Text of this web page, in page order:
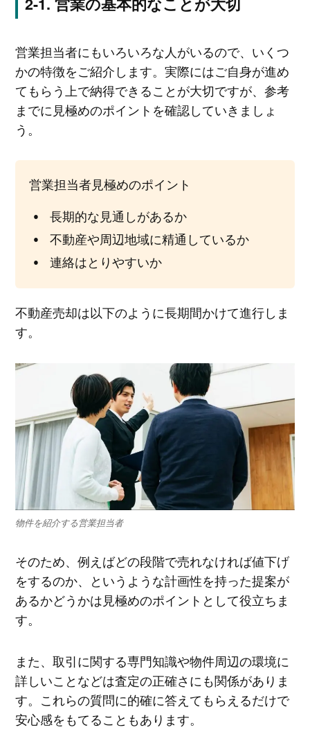
営業担当者にもいろいろな人がいるので、いくつ
かの特徴をご紹介します。実際にはご自身が進め
てもらう上で納得できることが大切ですが、参考
までに見極めのポイントを確認していきましょ
う。
営業担当者見極めのポイント
長期的な見通しがあるか
不動産や周辺地域に精通しているか
連絡はとりやすいか
不動産売却は以下のように長期間かけて進行しま
す。
物件を紹介する営業担当者
そのため、例えばどの段階で売れなければ値下げ
をするのか、というような計画性を持った提案が
あるかどうかは見極めのポイントとして役立ちま
す。
また、取引に関する専門知識や物件周辺の環境に
詳しいことなどは査定の正確さにも関係がありま
す。これらの質問に的確に答えてもらえるだけで
安心感をもてることもあります。